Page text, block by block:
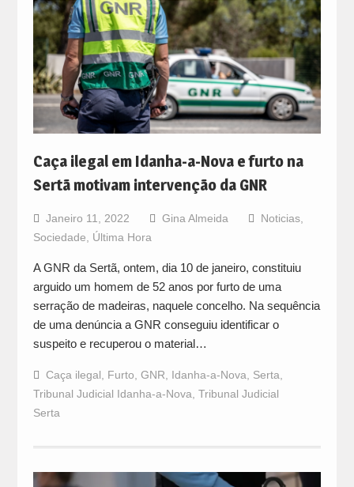
Caça ilegal em Idanha-a-Nova e furto na
Sertã motivam intervenção da GNR
Janeiro 11, 2022 Gina Almeida Noticias,
Sociedade
Última Hora
A GNR da Sertã, ontem, dia 10 de janeiro, constituiu
arguido um homem de 52 anos por furto de uma
serração de madeiras, naquele concelho. Na sequência
de uma denúncia a GNR conseguiu identificar o
suspeito e recuperou o material…
Caça ilegal Furto GNR Idanha-a-Nova Serta
Tribunal Judicial Idanha-a-Nova Tribunal Judicial
Serta